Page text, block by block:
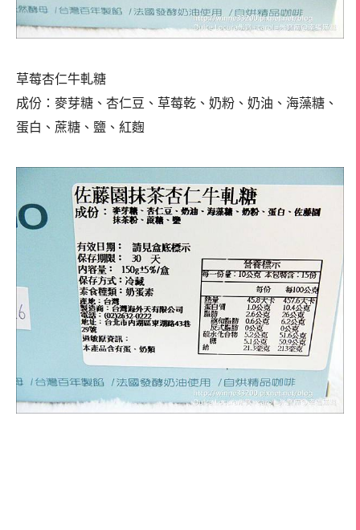
草莓杏仁牛軋糖
成份：麥芽糖、杏仁豆、草莓乾、奶粉、奶油、海藻糖、
蛋白、蔗糖、鹽、紅麴